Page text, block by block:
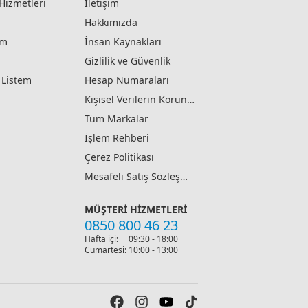
İletişim
Hakkımızda
İnsan Kaynakları
Gizlilik ve Güvenlik
Hesap Numaraları
Kişisel Verilerin Korunması
Tüm Markalar
İşlem Rehberi
Çerez Politikası
Mesafeli Satış Sözleşmesi
MÜŞTERI HIZMETLERI
0850 800 46 23
Hafta içi:
09:30 - 18:00
Cumartesi: 10:00 - 13:00